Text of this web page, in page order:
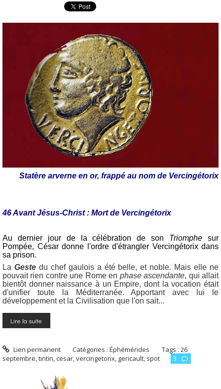
Statère arverne en or, frappé au nom de Vercingétorix
46 Avant Jésus-Christ : Mort de Vercingétorix
Au dernier jour de la célébration de son Triomphe sur
Pompée, César donne l'ordre d'étrangler Vercingétorix dans
sa prison.
La Gestedu chef gaulois a été belle, et noble. Mais elle ne
pouvait rien contre une Rome en phase ascendante, qui allait
bientôt donner naissance à un Empire, dont la vocation était
d'unifier toute la Méditerranée. Apportant avec lui le
développement et la Civilisation que l'on sait...
Lire la suite
Lien permanent Catégories :Éphémérides Tags :26
septembre,tintin,cesar,vercingetorix, gericault, spot 3